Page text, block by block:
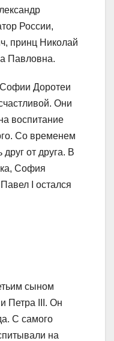
России,
принц Николай
Павловна.
Доротеи
Они
воспитание
Со временем
от друга. В
София
I остался
сыном
Петра III. Он
С самого
на